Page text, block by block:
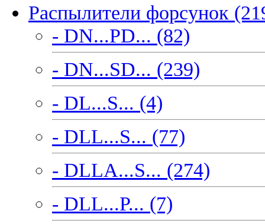
Распылители форсунок
- DN...PD... (82)
- DN...SD... (239)
- DL...S... (4)
- DLL...S... (77)
- DLLA...S... (274)
- DLL...P... (7)